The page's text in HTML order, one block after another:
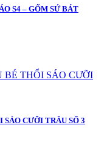
S4 – GỐM SỨ BÁT
CƯỠI TRÂU SỐ 3